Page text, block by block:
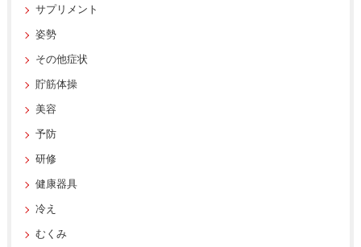
サプリメント
姿勢
その他症状
貯筋体操
美容
予防
研修
健康器具
冷え
むくみ